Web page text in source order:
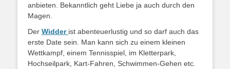
anbieten. Bekanntlich geht Liebe ja auch durch den
Magen.
Der Widder ist abenteuerlustig und so darf auch das
erste Date sein. Man kann sich zu einem kleinen
Wettkampf, einem Tennisspiel, im Kletterpark,
Hochseilpark, Kart-Fahren, Schwimmen-Gehen etc.